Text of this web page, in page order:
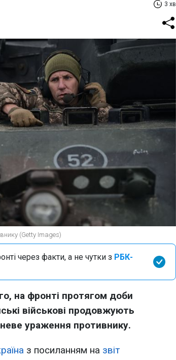
3 хв
(Getty Images)
через факти, а не чутки з РБК-
на фронті протягом доби
військові продовжують
ураження противнику.
з посиланням на звіт